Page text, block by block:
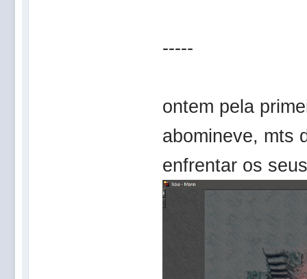
-----
ontem pela
abomineve, mts
enfrentar os